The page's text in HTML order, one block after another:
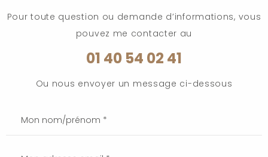
Pour toute question ou demande d’informations, vous
pouvez me contacter au
01 40 54 02 41
Ou nous envoyer un message ci-dessous